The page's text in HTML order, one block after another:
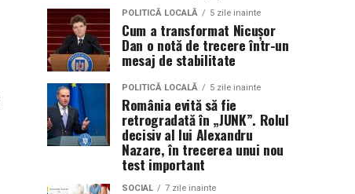
POLITICĂ LOCALĂ 5 zile inainte
Cum a transformat Nicușor
Dan o notă de trecere într-un
mesaj de stabilitate
POLITICĂ LOCALĂ 5 zile inainte
România evită să fie
retrogradată în „JUNK”. Rolul
decisiv al lui Alexandru
Nazare, în trecerea unui nou
test important
SOCIAL 7 zile inainte